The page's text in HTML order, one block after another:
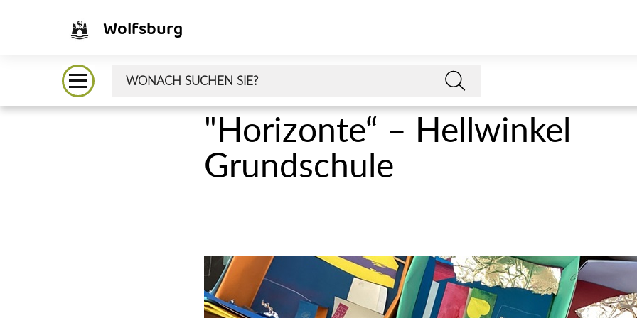
Wolfsburg
"Horizonte“ – Hellwinkel
Grundschule